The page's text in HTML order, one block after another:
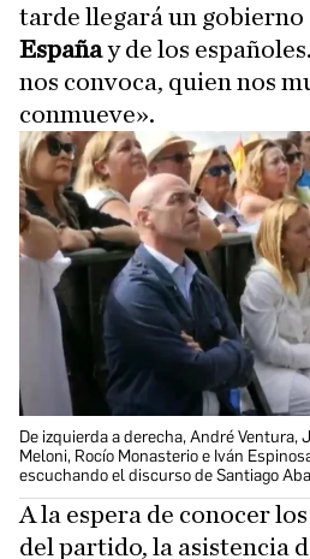
tarde llegará un gobierno
Españay de los
nos convoca, quien nos
conmueve».
De izquierda a derecha, André Ventura,
Meloni, Rocío Monasterio e Iván
escuchando el discurso de Santiago
A la espera de conocer
del partido, la asistencia